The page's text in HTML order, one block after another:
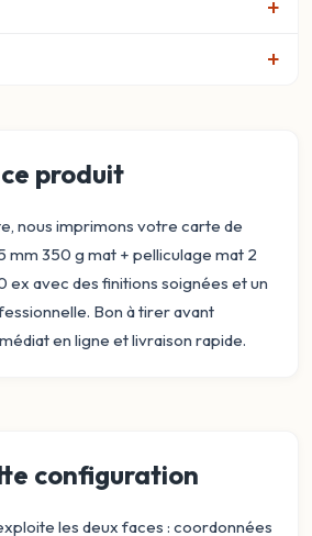
produit
nous imprimons votre carte de
mm 350 g mat + pelliculage mat 2
ex avec des finitions soignées et un
Bon à tirer avant
en ligne et livraison rapide.
configuration
les deux faces : coordonnées